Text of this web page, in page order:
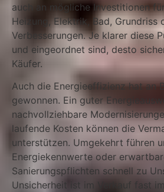
auch an mögliche Investitionen
Heizung, Elektrik, Bad, Grundriss
Verbesserungen. Je klarer diese
und eingeordnet sind, desto
Käufer.
Auch die Energieeffizienz hat an
gewonnen. Ein guter
nachvollziehbare
laufende Kosten können die
unterstützen. Umgekehrt führen
Energiekennwerte oder
Sanierungspflichten schnell zu
Unsicherheit ist im Verkauf fast